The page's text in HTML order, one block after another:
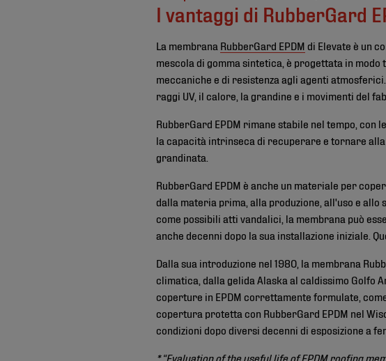
I vantaggi di RubberGard
La membrana RubberGard EPDM di Elevate è un
mescola di gomma sintetica, è progettata in
meccaniche e di resistenza agli agenti
raggi UV, il calore, la grandine e i movimenti del
RubberGard EPDM rimane stabile nel tempo,
la capacità intrinseca di recuperare e tornare
grandinata.
RubberGard EPDM è anche un materiale per
dalla materia prima, alla produzione, all'uso e allo
come possibili atti vandalici, la membrana può
anche decenni dopo la sua installazione iniziale.
Dalla sua introduzione nel 1980, la membrana
climatica, dalla gelida Alaska al caldissimo Golfo
coperture in EPDM correttamente formulate,
copertura protetta con RubberGard EPDM nel
condizioni dopo diversi decenni di esposizione a
* “Evaluation of the useful life of EPDM roofing